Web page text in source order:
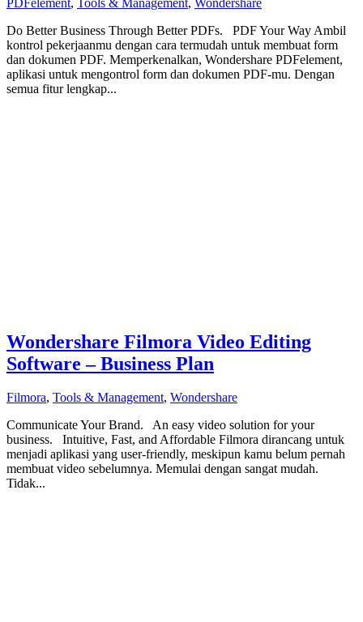
Do Better Business Through Better PDFs. PDF Your Way Ambil
kontrol pekerjaanmu dengan cara termudah untuk membuat form
dan dokumen PDF. Memperkenalkan, Wondershare PDFelement,
aplikasi untuk mengontrol form dan dokumen PDF-mu. Dengan
semua fitur lengkap...
Wondershare Filmora Video Editing
Software – Business Plan
Filmora, Tools & Management, Wondershare
Communicate Your Brand. An easy video solution for your
business. Intuitive, Fast, and Affordable Filmora dirancang untuk
menjadi aplikasi yang user-friendly, meskipun kamu belum pernah
membuat video sebelumnya. Memulai dengan sangat mudah.
Tidak...